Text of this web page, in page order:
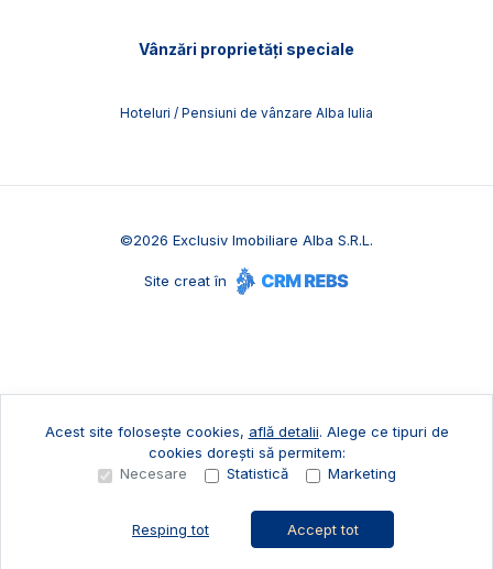
Sună acum Solicită vizionare
Vânzări proprietăți speciale
Hoteluri / Pensiuni de vânzare Alba Iulia
©2026 Exclusiv Imobiliare Alba S.R.L.
Site creat în
Acest site folosește cookies, află detalii. Alege ce tipuri de
cookies dorești să permitem:
Necesare
Statistică Marketing
Resping tot Accept tot